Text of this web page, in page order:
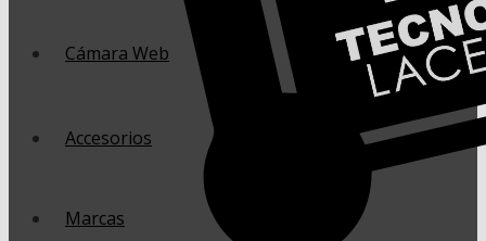
Cámara Web
Accesorios
Marcas